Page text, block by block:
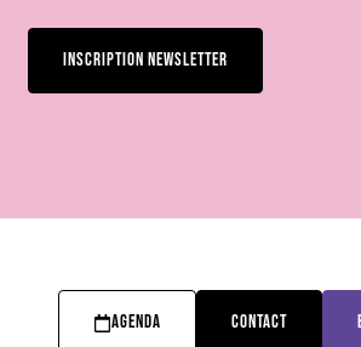
INSCRIPTION NEWSLETTER
AGENDA CONTACT